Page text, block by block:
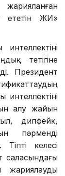
ететін ЖИ»
тетігіне
Президент
алу жайын
дипфейк,
пәрменді
келесі
саласындағы
жариялауды